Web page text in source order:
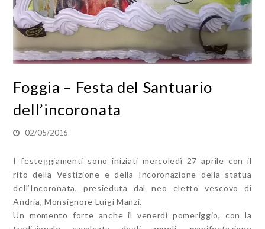
Foggia – Festa del Santuario
dell’incoronata
02/05/2016
I festeggiamenti sono iniziati mercoledì 27 aprile con il
rito della Vestizione e della Incoronazione della statua
dell’Incoronata, presieduta dal neo eletto vescovo di
Andria, Monsignore Luigi Manzi.
Un momento forte anche il venerdì pomeriggio, con la